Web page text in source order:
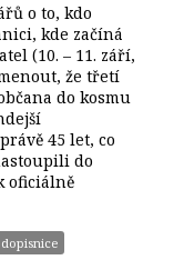
o to, kdo
kde začíná
(10. – 11. září,
že třetí
do kosmu
45 let, co
do
oficiálně
dopisnice